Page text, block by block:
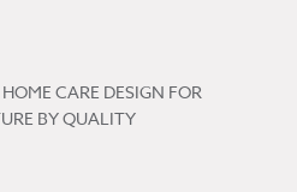
HOME CARE DESIGN FOR
BY QUALITY